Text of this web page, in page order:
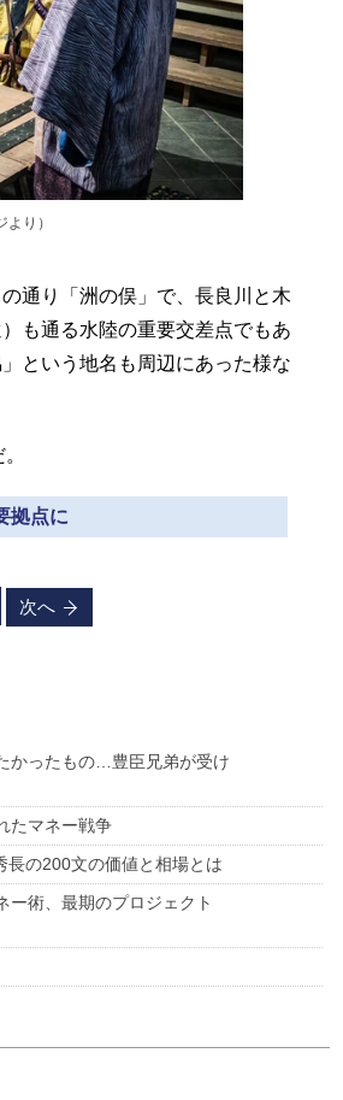
り）
通り「洲の俣」で、長良川と木
も通る水陸の重要交差点でもあ
という地名も周辺にあった様な
拠点に
次へ
かったもの…豊臣兄弟が受け
たマネー戦争
長の200文の価値と相場とは
ー術、最期のプロジェクト